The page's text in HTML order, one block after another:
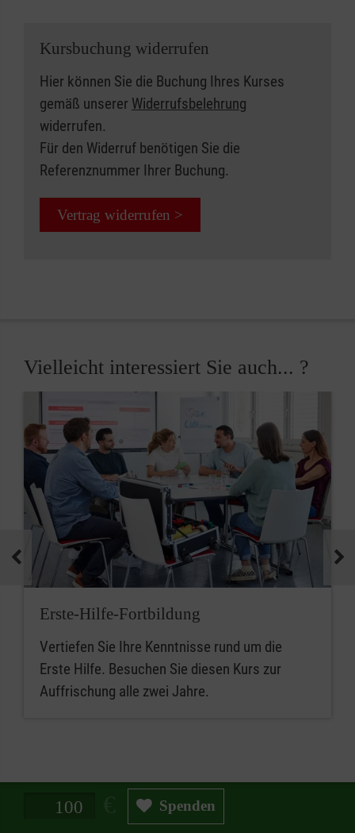
Kursbuchung widerrufen
Hier können Sie die Buchung Ihres Kurses
gemäß unserer Widerrufsbelehrung
widerrufen.
Für den Widerruf benötigen Sie die
Referenznummer Ihrer Buchung.
Vertrag widerrufen >
Vielleicht interessiert Sie auch... ?
Erste-Hilfe-Fortbildung
Vertiefen Sie Ihre Kenntnisse rund um die
Erste Hilfe. Besuchen Sie diesen Kurs zur
Auffrischung alle zwei Jahre.
Spendenbetrag in Euro Spenden